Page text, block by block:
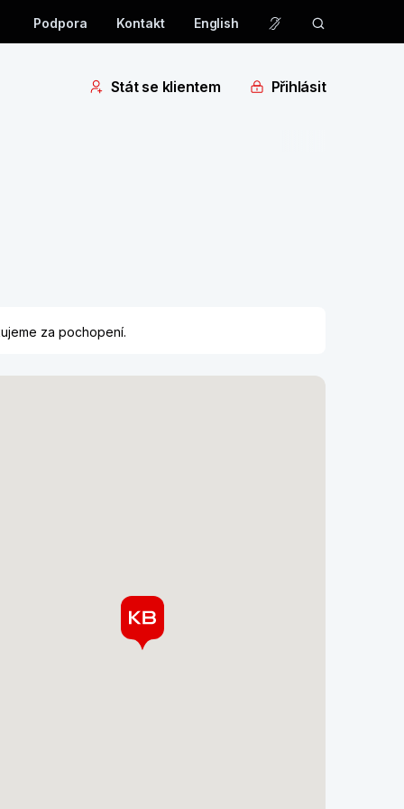
Podpora Kontakt English
Stát se klientem Přihlásit
za pochopení.